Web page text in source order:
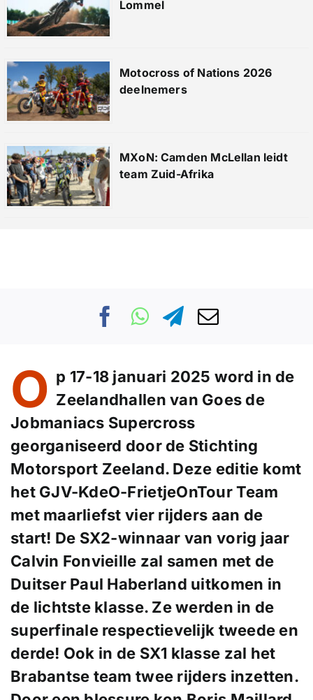
Lommel
Motocross of Nations 2026
deelnemers
MXoN: Camden McLellan leidt
team Zuid-Afrika
O p 17-18 januari 2025 word in de
Zeelandhallen van Goes de
Jobmaniacs Supercross
georganiseerd door de Stichting
Motorsport Zeeland. Deze editie komt
het GJV-KdeO-FrietjeOnTour Team
met maarliefst vier rijders aan de
start! De SX2-winnaar van vorig jaar
Calvin Fonvieille zal samen met de
Duitser Paul Haberland uitkomen in
de lichtste klasse. Ze werden in de
superfinale respectievelijk tweede en
derde! Ook in de SX1 klasse zal het
Brabantse team twee rijders inzetten.